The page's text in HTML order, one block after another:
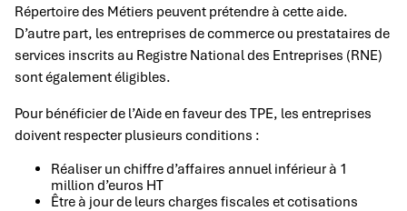
Répertoire des Métiers peuvent prétendre à cette aide.
D’autre part, les entreprises de commerce ou prestataires de
services inscrits au Registre National des Entreprises (RNE)
sont également éligibles.
Pour bénéficier de l’Aide en faveur des TPE, les entreprises
doivent respecter plusieurs conditions :
Réaliser un chiffre d’affaires annuel inférieur à 1
million d’euros HT
Être à jour de leurs charges fiscales et cotisations